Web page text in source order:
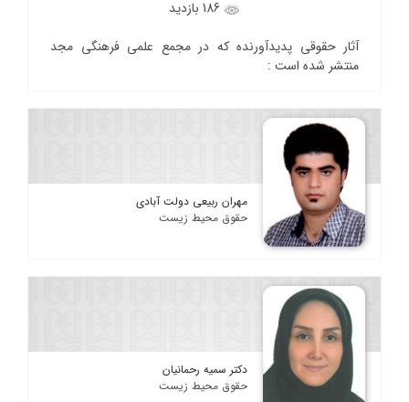
آثار حقوقی پدیدآورنده که در مجمع علمی فرهنگی مجد
منتشر شده است :
مهران ربیعی دولت آبادی
حقوق محیط زیست
دکتر سمیه رحمانیان
حقوق محیط زیست